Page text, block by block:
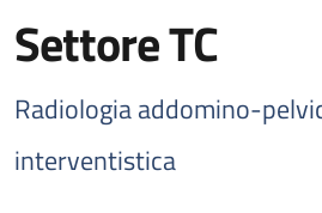
Settore TC
Radiologia addomino-
interventistica